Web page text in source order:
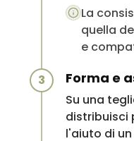
La
quella
e
3 Forma e
Su una
distribuisci
l'aiuto di